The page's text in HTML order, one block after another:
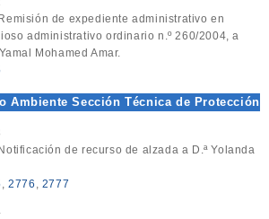
de expediente administrativo en
administrativo ordinario n.º 260/2004, a
Mohamed Amar.
Ambiente Sección Técnica de Protección
de recurso de alzada a D.ª Yolanda
,2776 , 2777